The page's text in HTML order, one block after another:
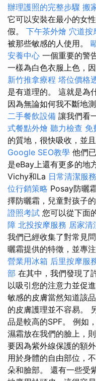
辦理護照的完整步驟 搬
它可以安裝在最小的女
假。 下午茶外燴 穴道按
被那些敏感的人使用。
安養中心 一個重要的警
一樣為白色衣服上色，
新竹推拿療程 塔位價格
是有道理的。 這就是為
因為無論如何我不斷地
二手餐飲設備 讓我們看
式餐點外燴 聽力檢查 免
的質地，很快吸收，並
Google SEO教學 他們
是eBay上還有更多的地
Vichy和La 日常清潔服
位行銷策略 Posay防曬
擇防曬霜，兒童對孩子
證照考試 您可以從下面
障 北投按摩服務 居家清
我們已經收集了對常見
曬霜提供的特徵，並專
營業用冰箱 后里按摩服
部 在其中，我們發現了
以吸引您的注意力並促
敏感的皮膚當然知道該
的皮膚護理並不容易。
品是較高的SPF。 例如
濕霜放在我們的臉上，
要因為紫外線保護的額
用於身體的自由部位，
朵和臉部。 還有一些受